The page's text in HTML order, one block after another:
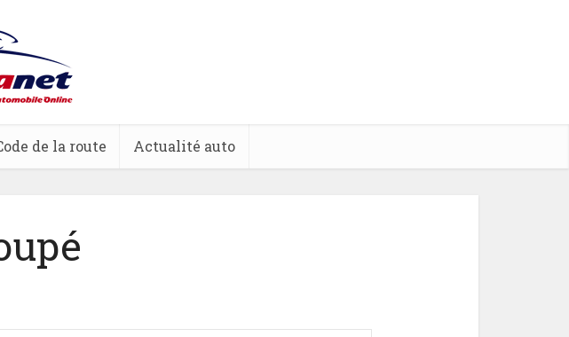
de la route Actualité auto